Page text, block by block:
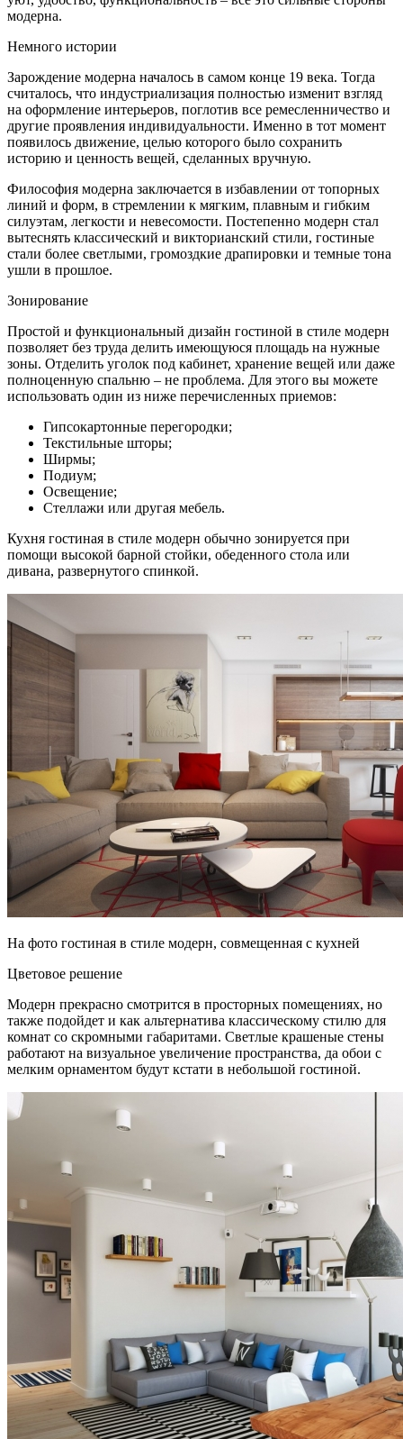
модерна.
Немного истории
Зарождение модерна началось в самом конце 19 века. Тогда
считалось, что индустриализация полностью изменит взгляд
на оформление интерьеров, поглотив все ремесленничество и
другие проявления индивидуальности. Именно в тот момент
появилось движение, целью которого было сохранить
историю и ценность вещей, сделанных вручную.
Философия модерна заключается в избавлении от топорных
линий и форм, в стремлении к мягким, плавным и гибким
силуэтам, легкости и невесомости. Постепенно модерн стал
вытеснять классический и викторианский стили, гостиные
стали более светлыми, громоздкие драпировки и темные тона
ушли в прошлое.
Зонирование
Простой и функциональный дизайн гостиной в стиле модерн
позволяет без труда делить имеющуюся площадь на нужные
зоны. Отделить уголок под кабинет, хранение вещей или даже
полноценную спальню – не проблема. Для этого вы можете
использовать один из ниже перечисленных приемов:
Гипсокартонные перегородки;
Текстильные шторы;
Ширмы;
Подиум;
Освещение;
Стеллажи или другая мебель.
Кухня гостиная в стиле модерн обычно зонируется при
помощи высокой барной стойки, обеденного стола или
дивана, развернутого спинкой.
На фото гостиная в стиле модерн, совмещенная с кухней
Цветовое решение
Модерн прекрасно смотрится в просторных помещениях, но
также подойдет и как альтернатива классическому стилю для
комнат со скромными габаритами. Светлые крашеные стены
работают на визуальное увеличение пространства, да обои с
мелким орнаментом будут кстати в небольшой гостиной.